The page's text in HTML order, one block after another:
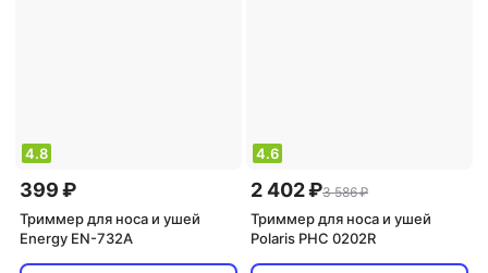
4.8
399 ₽
Триммер для носа и ушей
Energy EN-732A
4.6
2 402 ₽3 586 ₽
Триммер для носа и ушей
Polaris PHC 0202R